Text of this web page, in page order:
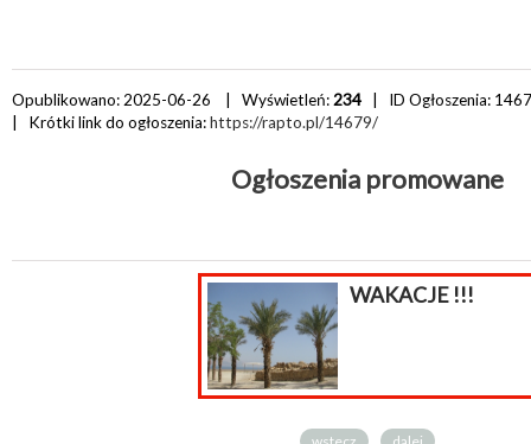
Opublikowano: 2025-06-26 | Wyświetleń:234 | ID Ogłoszenia:
| Krótki link do ogłoszenia:https://rapto.pl/14679/
Ogłoszenia promowane
WAKACJE !!!